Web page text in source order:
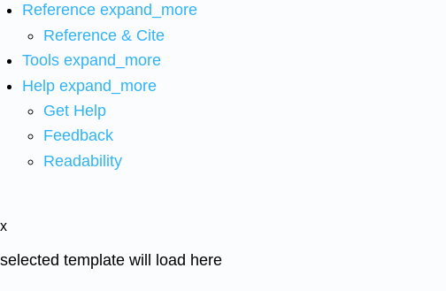
Reference expand_more
Reference & Cite
Tools expand_more
Help expand_more
Get Help
Feedback
Readability
x
selected template will load here